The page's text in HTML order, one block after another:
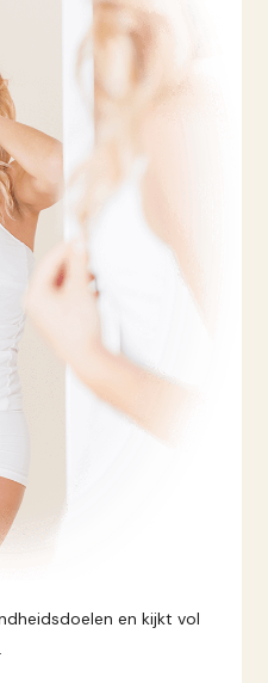
en kijkt vol